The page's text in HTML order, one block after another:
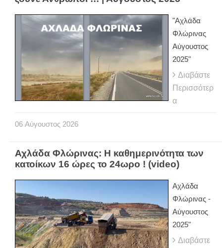
"Αχλάδα
Φλώρινας
Αύγουστος
2025"
Διαβάστε
Περισσότερ
α
06 Αύγουστος 2026
Αχλάδα Φλώρινας: Η καθημερινότητα των
κατοίκων 16 ώρες το 24ωρο ! (video)
Αχλάδα
Φλώρινας -
Αύγουστος
2025"
Διαβάστε